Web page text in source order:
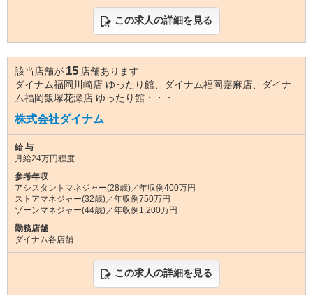
この求人の詳細を見る
該当店舗が 15 店舗あります
ダイナム福岡川崎店 ゆったり館、ダイナム福岡嘉麻店、ダイナ
ム福岡飯塚花瀬店 ゆったり館・・・
株式会社ダイナム
給 与
月給24万円程度
参考年収
アシスタントマネジャー(28歳)／年収例400万円
ストアマネジャー(32歳)／年収例750万円
ゾーンマネジャー(44歳)／年収例1,200万円
勤務店舗
ダイナム各店舗
この求人の詳細を見る